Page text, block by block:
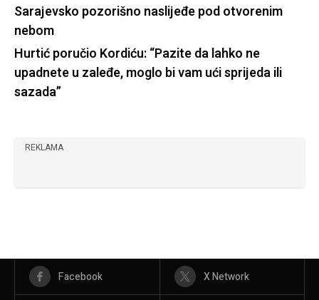
Sarajevsko pozorišno naslijeđe pod otvorenim
nebom
Hurtić poručio Kordiću: “Pazite da lahko ne
upadnete u zaleđe, moglo bi vam ući sprijeda ili
sazada”
REKLAMA
Facebook X Network